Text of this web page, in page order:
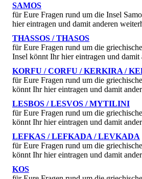
SAMOS
für Eure Fragen rund um die Insel
hier eintragen und damit anderen
THASSOS / THASOS
für Eure Fragen rund um die
Insel könnt Ihr hier eintragen und damit
KORFU / CORFU / KERKIRA /
für Eure Fragen rund um die
könnt Ihr hier eintragen und damit
LESBOS / LESVOS / MYTILINI
für Eure Fragen rund um die
könnt Ihr hier eintragen und damit
LEFKAS / LEFKADA / LEVKADA
für Eure Fragen rund um die
könnt Ihr hier eintragen und damit
KOS